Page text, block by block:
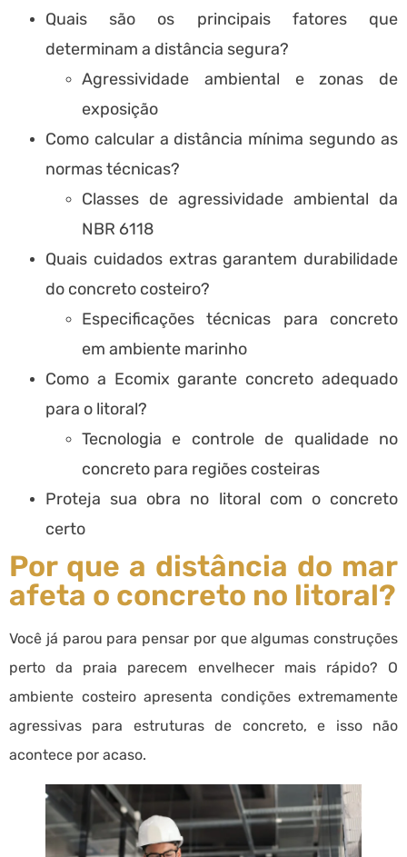
Quais são os principais fatores que
determinam a distância segura?
Agressividade ambiental e zonas de
exposição
Como calcular a distância mínima segundo as
normas técnicas?
Classes de agressividade ambiental da
NBR 6118
Quais cuidados extras garantem durabilidade
do concreto costeiro?
Especificações técnicas para concreto
em ambiente marinho
Como a Ecomix garante concreto adequado
para o litoral?
Tecnologia e controle de qualidade no
concreto para regiões costeiras
Proteja sua obra no litoral com o concreto
certo
Por que a distância do mar
afeta o concreto no litoral?
Você já parou para pensar por que algumas construções
perto da praia parecem envelhecer mais rápido? O
ambiente costeiro apresenta condições extremamente
agressivas para estruturas de concreto, e isso não
acontece por acaso.